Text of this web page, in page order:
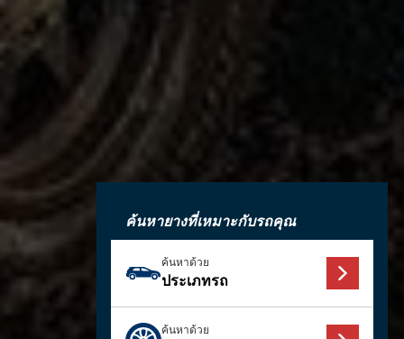
ค้นหายางที่เหมาะกับรถคุณ
ค้นหาด้วย
ประเภทรถ
ค้นหาด้วย